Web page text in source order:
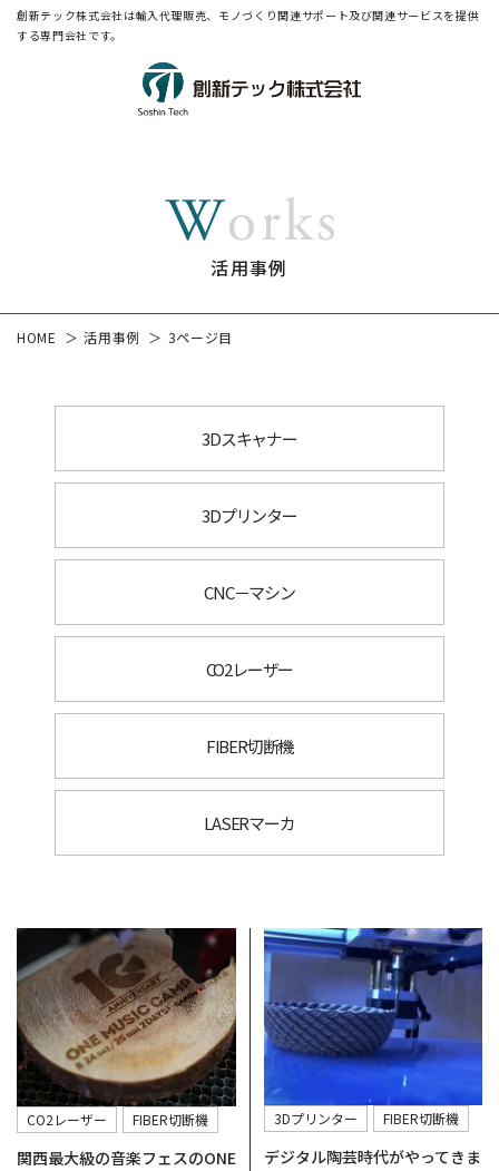
創新テック株式会社は輸入代理販売、モノづくり関連サポート及び関連サービスを提供
する専門会社です。
活用事例
HOME 活用事例 3ページ目
3Dスキャナー
3Dプリンター
CNC－マシン
CO2レーザー
FIBER切断機
LASERマーカ
CO2レーザー FIBER切断機
関西最大級の音楽フェスのONE
3Dプリンター FIBER切断機
デジタル陶芸時代がやってきま